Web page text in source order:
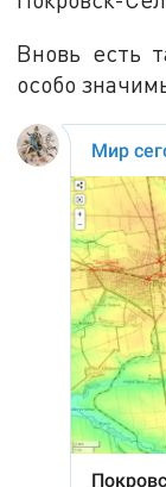
Вновь есть
особо